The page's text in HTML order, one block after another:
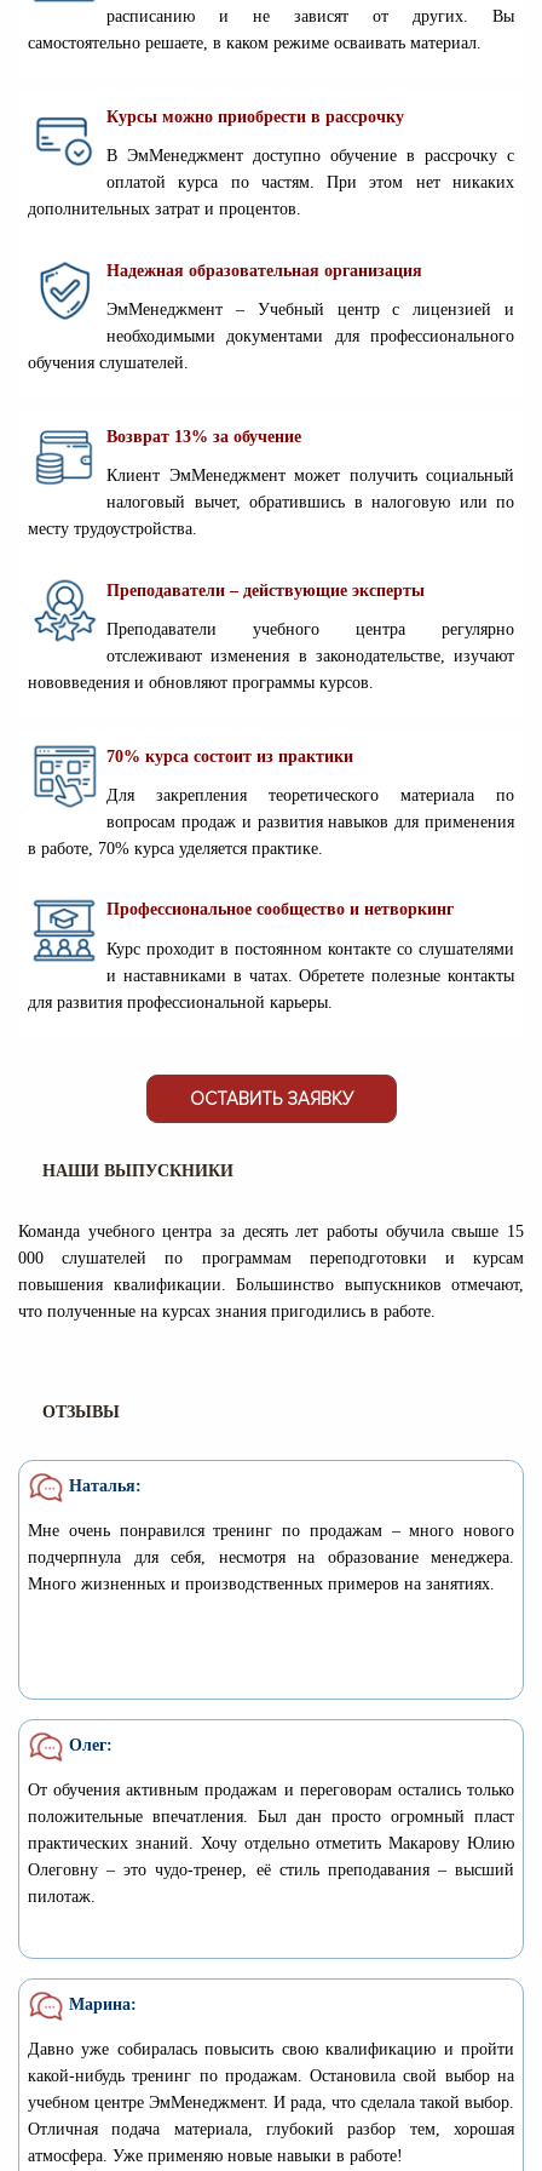
расписанию и не зависят от других. Вы
самостоятельно решаете, в каком режиме осваивать материал.
Курсы можно приобрести в рассрочку
В ЭмМенеджмент доступно обучение в рассрочку с
оплатой курса по частям. При этом нет никаких
дополнительных затрат и процентов.
Надежная образовательная организация
ЭмМенеджмент – Учебный центр с лицензией и
необходимыми документами для профессионального
обучения слушателей.
Возврат 13% за обучение
Клиент ЭмМенеджмент может получить социальный
налоговый вычет, обратившись в налоговую или по
месту трудоустройства.
Преподаватели – действующие эксперты
Преподаватели учебного центра регулярно
отслеживают изменения в законодательстве, изучают
нововведения и обновляют программы курсов.
70% курса состоит из практики
Для закрепления теоретического материала по
вопросам продаж и развития навыков для применения
в работе, 70% курса уделяется практике.
Профессиональное сообщество и нетворкинг
Курс проходит в постоянном контакте со слушателями
и наставниками в чатах. Обретете полезные контакты
для развития профессиональной карьеры.
ОСТАВИТЬ ЗАЯВКУ
НАШИ ВЫПУСКНИКИ
Команда учебного центра за десять лет работы обучила свыше 15
000 слушателей по программам переподготовки и курсам
повышения квалификации. Большинство выпускников отмечают,
что полученные на курсах знания пригодились в работе.
ОТЗЫВЫ
Наталья:
Мне очень понравился тренинг по продажам – много нового
подчерпнула для себя, несмотря на образование менеджера.
Много жизненных и производственных примеров на занятиях.
Олег:
От обучения активным продажам и переговорам остались только
положительные впечатления. Был дан просто огромный пласт
практических знаний. Хочу отдельно отметить Макарову Юлию
Олеговну – это чудо-тренер, её стиль преподавания – высший
пилотаж.
Марина:
Давно уже собиралась повысить свою квалификацию и пройти
какой-нибудь тренинг по продажам. Остановила свой выбор на
учебном центре ЭмМенеджмент. И рада, что сделала такой выбор.
Отличная подача материала, глубокий разбор тем, хорошая
атмосфера. Уже применяю новые навыки в работе!